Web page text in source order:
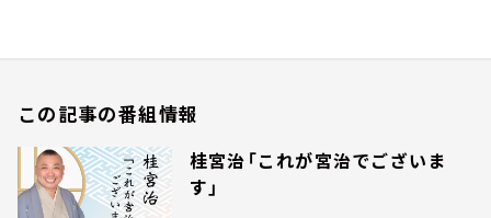
この記事の番組情報
桂宮治「これが宮治でございま
す」